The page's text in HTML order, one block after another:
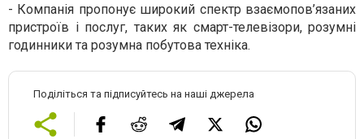
- Компанія пропонує широкий спектр взаємопов’язаних
пристроїв і послуг, таких як смарт-телевізори, розумні
годинники та розумна побутова техніка.
Поділіться та підписуйтесь на наші джерела